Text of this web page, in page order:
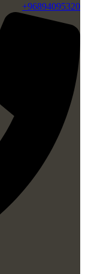
96894095320+